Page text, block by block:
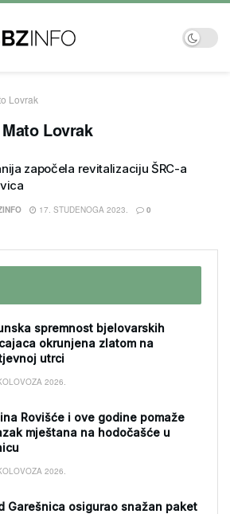
Lovrak
Lovrak
započela revitalizaciju ŠRC-a
17. STUDENOGA 2023. 0
spremnost bjelovarskih
okrunjena zlatom na
utrci
2026.
Rovišće i ove godine pomaže
mještana na hodočašće u
2026.
Garešnica osigurao snažan paket